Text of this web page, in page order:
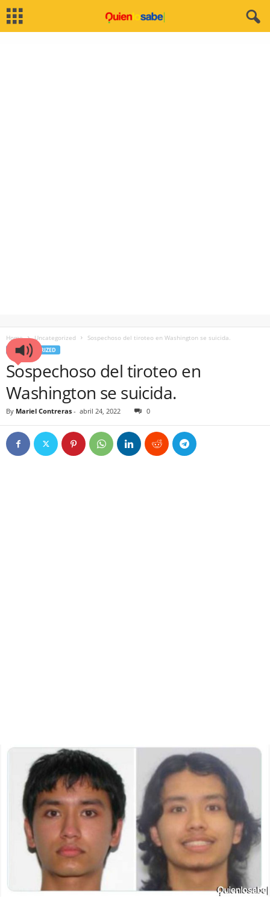
Home Uncategorized Sospechoso del tiroteo en Washington se suicida.
UNCATEGORIZED
Sospechoso del tiroteo en
Washington se suicida.
By Mariel Contreras - abril 24, 2022 0